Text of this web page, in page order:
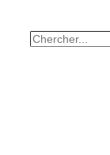
Rechercher